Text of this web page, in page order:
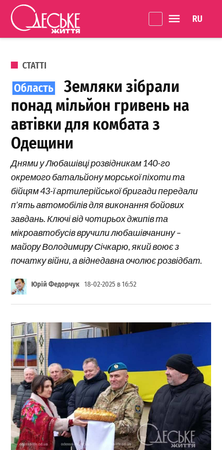
Перейти до вмісту
Життя
ОПУБЛІКОВАНО В
СТАТТІ
Земляки зібрали
понад мільйон гривень на
автівки для комбата з
Одещини
Днями у Любашівці розвідникам 140-го
окремого батальйону морської піхоти та
бійцям 43-ї артилерійської бригади передали
п’ять автомобілів для виконання бойових
завдань. Ключі від чотирьох джипів та
мікроавтобусів вручили любашівчанину –
майору Володимиру Січкарю, який воює з
початку війни, а віднедавна очолює розвідбат.
Юрій Федорчук 18-02-2025 в 16:52